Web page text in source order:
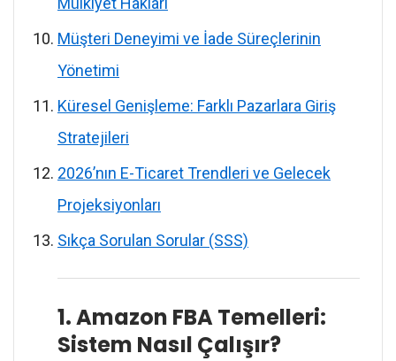
Müşteri Deneyimi ve İade Süreçlerinin
Yönetimi
Küresel Genişleme: Farklı Pazarlara Giriş
Stratejileri
2026’nın E-Ticaret Trendleri ve Gelecek
Projeksiyonları
Sıkça Sorulan Sorular (SSS)
1. Amazon FBA Temelleri:
Sistem Nasıl Çalışır?